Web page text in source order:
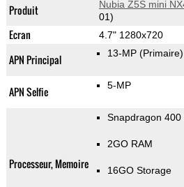
Produit Nubia Z5S mini
01)
Ecran 4.7" 1280x720
APN Principal 13-MP (Primaire)
APN Selfie 5-MP
Processeur, Memoire
Snapdragon 400
2GO RAM
16GO Storage